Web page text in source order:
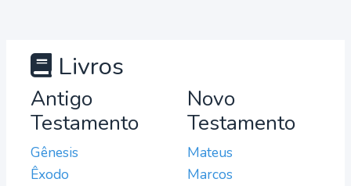
Livros
Antigo
Testamento
Gênesis
Êxodo
Novo
Testamento
Mateus
Marcos